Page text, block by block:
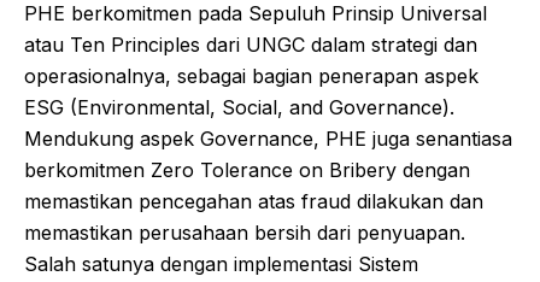
PHE berkomitmen pada Sepuluh Prinsip Universal
atau Ten Principles dari UNGC dalam strategi dan
operasionalnya, sebagai bagian penerapan aspek
ESG (Environmental, Social, and Governance).
Mendukung aspek Governance, PHE juga senantiasa
berkomitmen Zero Tolerance on Bribery dengan
memastikan pencegahan atas fraud dilakukan dan
memastikan perusahaan bersih dari penyuapan.
Salah satunya dengan implementasi Sistem